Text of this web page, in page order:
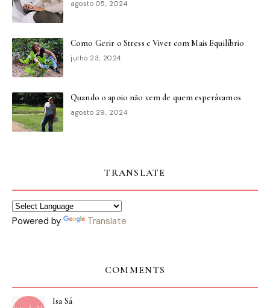
agosto 05, 2024
Como Gerir o Stress e Viver com Mais Equilíbrio
julho 23, 2024
Quando o apoio não vem de quem esperávamos
agosto 29, 2024
TRANSLATE
Powered by Translate
COMMENTS
Isa Sá